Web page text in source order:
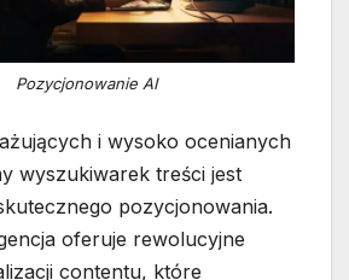
Pozycjonowanie AI
i wysoko ocenianych
wyszukiwarek treści jest
pozycjonowania.
oferuje rewolucyjne
contentu, które